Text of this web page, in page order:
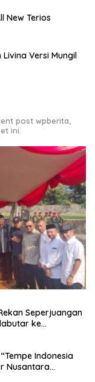
New Terios
Versi Mungil
post wpberita,
ini.
Seperjuangan
ke
Indonesia
Nusantara